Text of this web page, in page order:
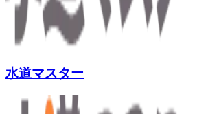
水道マスター